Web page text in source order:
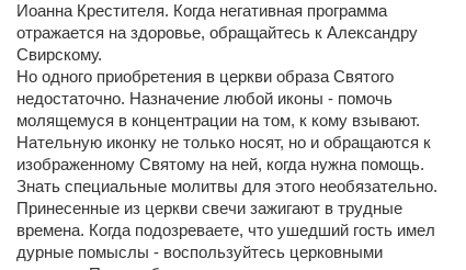
Иоанна Крестителя. Когда негативная программа
отражается на здоровье, обращайтесь к Александру
Свирскому.
Но одного приобретения в церкви образа Святого
недостаточно. Назначение любой иконы - помочь
молящемуся в концентрации на том, к кому взывают.
Нательную иконку не только носят, но и обращаются к
изображенному Святому на ней, когда нужна помощь.
Знать специальные молитвы для этого необязательно.
Принесенные из церкви свечи зажигают в трудные
времена. Когда подозреваете, что ушедший гость имел
дурные помыслы - воспользуйтесь церковными